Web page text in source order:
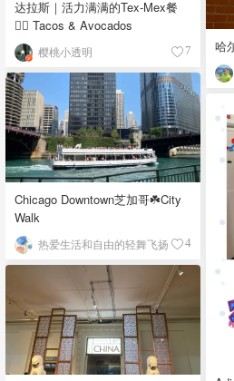
达拉斯｜活力满满的Tex-Mex餐
👉🏼 Tacos & Avocados
樱桃小透明 7 哈
Chicago Downtown芝加哥☘️City
Walk
热爱生活和自由的轻舞飞扬 4